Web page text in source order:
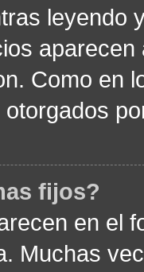
leyendo
Como en
fijos?
en el
Muchas